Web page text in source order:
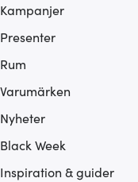
Kampanjer
Presenter
Rum
Varumärken
Nyheter
Black Week
Inspiration & guider